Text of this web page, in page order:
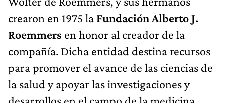
crearon en 1975 la Fundación Alberto J.
Roemmers en honor al creador de la
compañía. Dicha entidad destina recursos
para promover el avance de las ciencias de
la salud y apoyar las investigaciones y